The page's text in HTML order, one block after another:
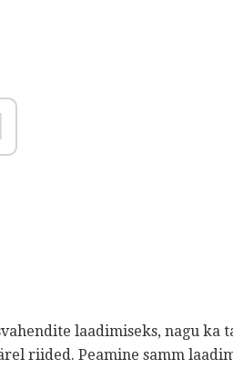
laadimiseks, nagu ka
riided. Peamine samm